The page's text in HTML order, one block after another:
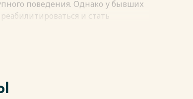
поведения. Однако у бывших
и стать
рецидивисты часто